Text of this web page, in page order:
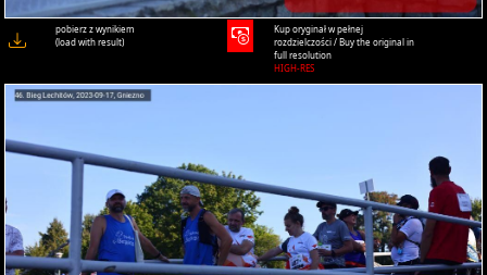
pobierz z wynikiem
(load with result)
Kup oryginał w pełnej
rozdzielczości / Buy the original in
full resolution
HIGH-RES